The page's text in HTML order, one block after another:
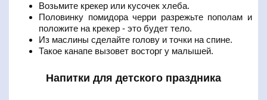
Возьмите крекер или кусочек хлеба.
Половинку помидора черри разрежьте пополам и
положите на крекер - это будет тело.
Из маслины сделайте голову и точки на спине.
Такое канапе вызовет восторг у малышей.
Напитки для детского праздника